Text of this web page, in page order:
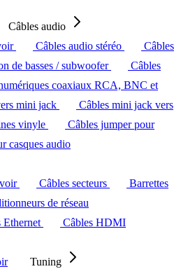
Câbles audio
Câbles audio stéréo
Câbles
de basses / subwoofer
Câbles
coaxiaux RCA, BNC et
mini jack
Câbles mini jack vers
vinyle
Câbles jumper pour
casques audio
Câbles secteurs
Barrettes
de réseau
Ethernet
Câbles HDMI
Tuning